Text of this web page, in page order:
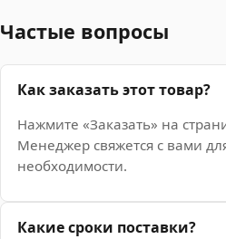
Частые вопросы
Как заказать этот товар?
Нажмите «Заказать» на
Менеджер свяжется с вами
необходимости.
Какие сроки поставки?